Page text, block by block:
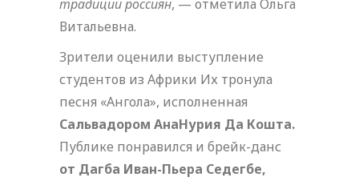
традиции россиян, — отметила Ольга
Витальевна.
Зрители оценили выступление
студентов из Африки Их тронула
песня «Ангола», исполненная
Сальвадором АнаНурия Да Кошта.
Публике понравился и брейк-данс
от Дагба Иван-Пьера Седегбе,